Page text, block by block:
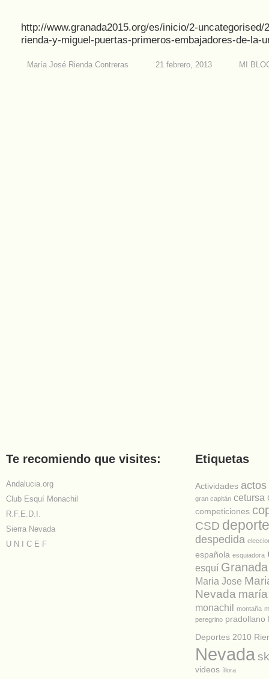
http://www.granada2015.org/es/inicio/2-uncategorised/
rienda-y-miguel-puertas-primeros-embajadores-de-la-
María José Rienda Contreras 21 febrero, 2013 MI
Te recomiendo que visites:
Andalucia.org
Club Esquí Monachil
R.F.E.D.I.
Sierra Nevada
U N I C E F
Etiquetas
Actividades actos
gran capitán cetursa
competiciones
CSD deporte
despedida
española esquiadora
esquí Granada
Maria Jose
Nevada
monachil montaña
peregrino pradollano
Deportes 2010
Nevada
videos íllora